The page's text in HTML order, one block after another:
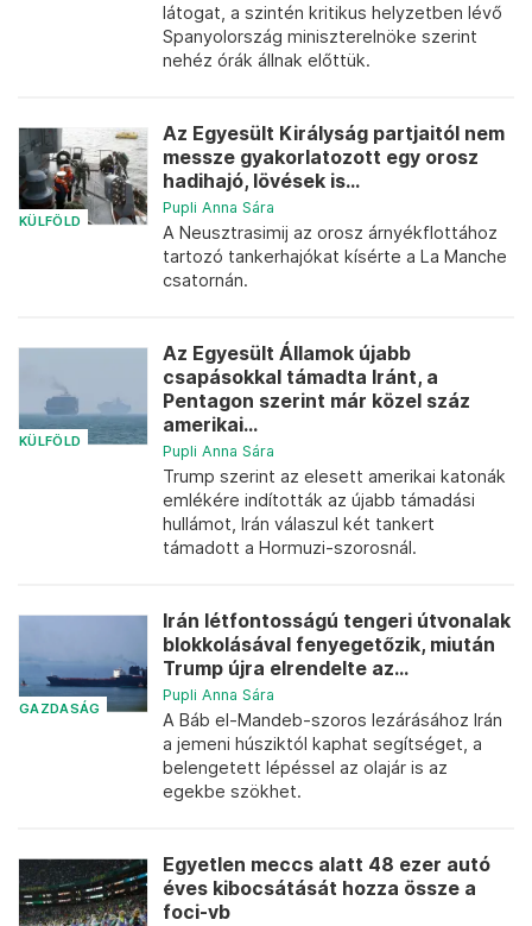
látogat, a szintén kritikus helyzetben lévő
Spanyolország miniszterelnöke szerint
nehéz órák állnak előttük.
KÜLFÖLD
Az Egyesült Királyság partjaitól nem
messze gyakorlatozott egy orosz
hadihajó, lövések is...
Pupli Anna Sára
A Neusztrasimij az orosz árnyékflottához
tartozó tankerhajókat kísérte a La Manche
csatornán.
KÜLFÖLD
Az Egyesült Államok újabb
csapásokkal támadta Iránt, a
Pentagon szerint már közel száz
amerikai...
Pupli Anna Sára
Trump szerint az elesett amerikai katonák
emlékére indították az újabb támadási
hullámot, Irán válaszul két tankert
támadott a Hormuzi-szorosnál.
GAZDASÁG
Irán létfontosságú tengeri útvonalak
blokkolásával fenyegetőzik, miután
Trump újra elrendelte az...
Pupli Anna Sára
A Báb el-Mandeb-szoros lezárásához Irán
a jemeni húsziktól kaphat segítséget, a
belengetett lépéssel az olajár is az
egekbe szökhet.
Egyetlen meccs alatt 48 ezer autó
éves kibocsátását hozza össze a
foci-vb